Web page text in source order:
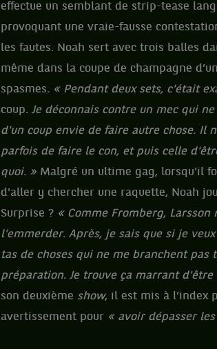
effectue un semblant de strip-tease
provoquant une vraie-fausse
les fautes. Noah sert avec trois balles
même dans la coupe de champagne
spasmes. « Pendant deux sets, c'était
coup. Je déconnais contre un mec qui
d'un coup envie de faire autre chose. Il
parfois de faire le con, et puis celle
quoi. » Malgré un ultime gag, lorsqu'il
d'aller y chercher une raquette, Noah
Surprise ? « Comme Fromberg,
l'emmerder. Après, je sais que si je
tas de choses qui ne me branchent pas
préparation. Je trouve ça marrant
son deuxième show, il est mis à l’index
avertissement pour « avoir dépasser